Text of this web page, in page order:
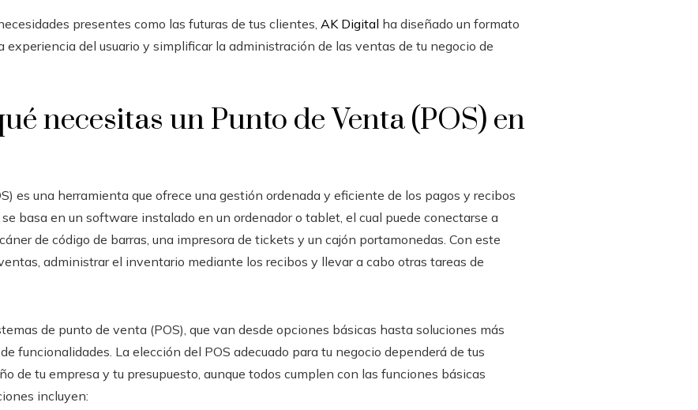
presentes como las futuras de tus clientes, AK Digital ha diseñado un formato
experiencia del usuario y simplificar la administración de las ventas de tu negocio de
necesitas un Punto de Venta (POS) en
es una herramienta que ofrece una gestión ordenada y eficiente de los pagos y recibos
basa en un software instalado en un ordenador o tablet, el cual puede conectarse a
de código de barras, una impresora de tickets y un cajón portamonedas. Con este
administrar el inventario mediante los recibos y llevar a cabo otras tareas de
de punto de venta (POS), que van desde opciones básicas hasta soluciones más
funcionalidades. La elección del POS adecuado para tu negocio dependerá de tus
de tu empresa y tu presupuesto, aunque todos cumplen con las funciones básicas
incluyen: